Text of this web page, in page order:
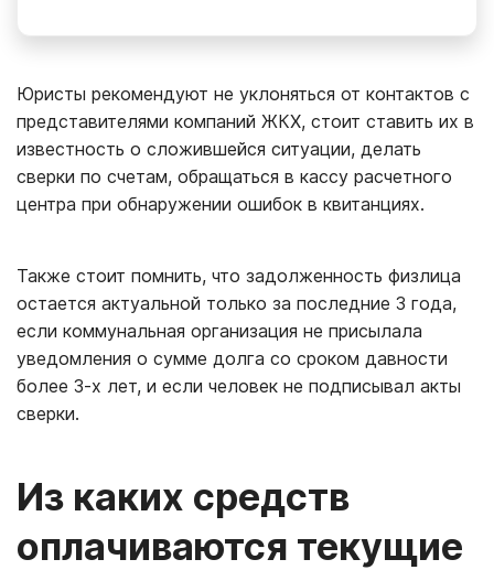
Юристы рекомендуют не уклоняться от контактов с
представителями компаний ЖКХ, стоит ставить их в
известность о сложившейся ситуации, делать
сверки по счетам, обращаться в кассу расчетного
центра при обнаружении ошибок в квитанциях.
Также стоит помнить, что задолженность физлица
остается актуальной только за последние 3 года,
если коммунальная организация не присылала
уведомления о сумме долга со сроком давности
более 3-х лет, и если человек не подписывал акты
сверки.
Из каких средств
оплачиваются текущие